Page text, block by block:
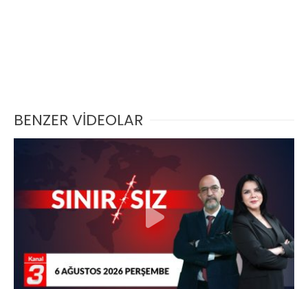
BENZER VİDEOLAR